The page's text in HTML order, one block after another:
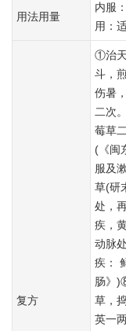
用法用量
内服
用：
复方
①治天
斗，
伤暑
二次
莓草
(《闽
服及
草(研
处，
疾，
动脉
疾：
肠》
草，
英一